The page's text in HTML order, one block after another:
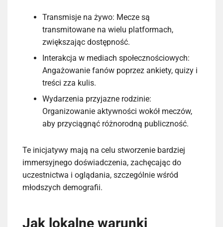
Transmisje na żywo: Mecze są
transmitowane na wielu platformach,
zwiększając dostępność.
Interakcja w mediach społecznościowych:
Angażowanie fanów poprzez ankiety, quizy i
treści zza kulis.
Wydarzenia przyjazne rodzinie:
Organizowanie aktywności wokół meczów,
aby przyciągnąć różnorodną publiczność.
Te inicjatywy mają na celu stworzenie bardziej
immersyjnego doświadczenia, zachęcając do
uczestnictwa i oglądania, szczególnie wśród
młodszych demografii.
Jak lokalne warunki